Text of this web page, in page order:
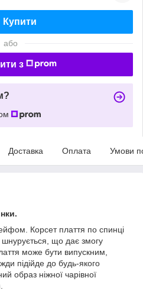
Купити
або
з
Доставка Оплата Умови
Корсет плаття по спинці
шнурується, що дає змогу
може бути випускним,
підійде до будь-якого
образ ніжної чарівної